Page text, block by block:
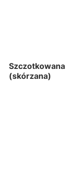
Szczotkowana
(skórzana)